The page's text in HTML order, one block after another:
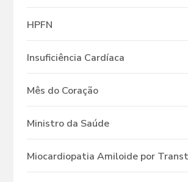
HPFN
Insuficiência Cardíaca
Mês do Coração
Ministro da Saúde
Miocardiopatia Amiloide por